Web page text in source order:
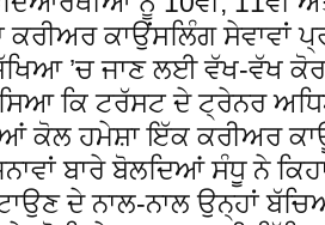
ਕਾਉਂਸਲਿੰਗ ਸੇਵਾਵਾਂ
’ਚ ਜਾਣ ਲਈ ਵੱਖ-ਵੱਖ
ਕਿ ਟਰੱਸਟ ਦੇ ਟ੍ਰੇਨਰ
ਕੋਲ ਹਮੇਸ਼ਾ ਇੱਕ ਕਰੀਅਰ
ਬਾਰੇ ਬੋਲਦਿਆਂ ਸੰਧੂ ਨੇ
ਦੇ ਨਾਲ-ਨਾਲ ਉਨ੍ਹਾਂ